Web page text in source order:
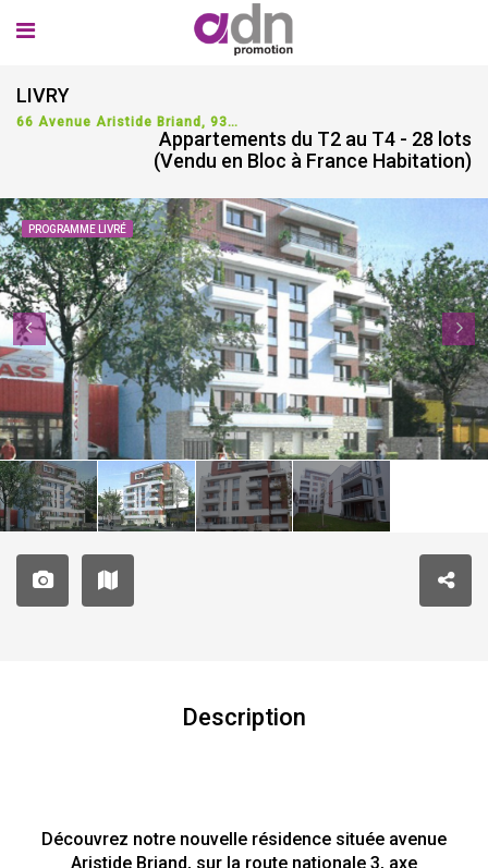
LIVRY
66 Avenue Aristide Briand, 93190 Livry-Gargan, France
Appartements du T2 au T4 - 28 lots
(Vendu en Bloc à France Habitation)
PROGRAMME LIVRÉ
Description
Découvrez notre nouvelle résidence située avenue
Aristide Briand, sur la route nationale 3, axe